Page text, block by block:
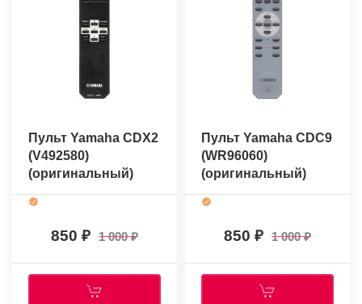
Пульт Yamaha CDX2
(V492580)
(оригинальный)
850 1 000
Пульт Yamaha CDC9
(WR96060)
(оригинальный)
850 1 000